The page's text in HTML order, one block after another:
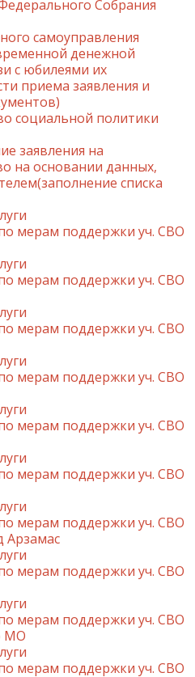
Собрания
самоуправления
денежной
с юбилеями их
приема заявления и
социальной политики
заявления на
на основании данных,
списка
мерам поддержки уч. СВО
мерам поддержки уч. СВО
мерам поддержки уч. СВО
мерам поддержки уч. СВО
мерам поддержки уч. СВО
мерам поддержки уч. СВО
мерам поддержки уч. СВО
Арзамас
мерам поддержки уч. СВО
мерам поддержки уч. СВО
МО
мерам поддержки уч. СВО